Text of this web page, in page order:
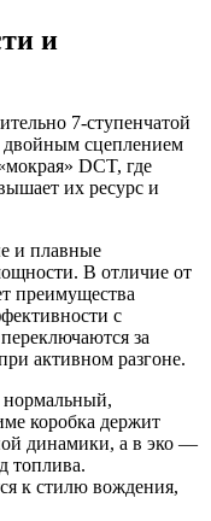
и
7-ступенчатой
двойным сцеплением
DCT, где
их ресурс и
и плавные
В отличие от
преимущества
с
за
активном разгоне.
нормальный,
коробка держит
динамики, а в эко —
топлива.
к стилю вождения,